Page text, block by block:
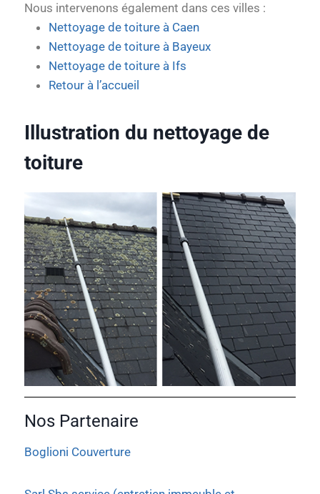
Nous intervenons également dans ces villes :
Nettoyage de toiture à Caen
Nettoyage de toiture à Bayeux
Nettoyage de toiture à Ifs
Retour à l’accueil
Illustration du nettoyage de
toiture
Nos Partenaire
Boglioni Couverture